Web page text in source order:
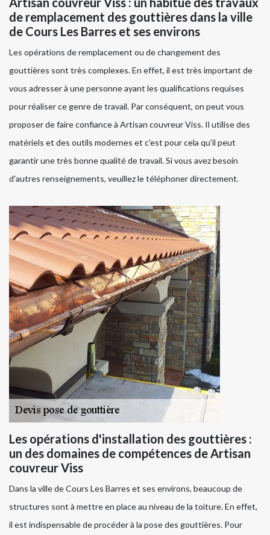
de remplacement des gouttières dans la ville
de Cours Les Barres et ses environs
Les opérations de remplacement ou de changement des
gouttières sont très complexes. En effet, il est très important de
vous adresser à une personne ayant les qualifications requises
pour réaliser ce genre de travail. Par conséquent, on peut vous
proposer de faire confiance à Artisan couvreur Viss. Il utilise des
matériels et des outils modernes et c'est pour cela qu'il peut
garantir une très bonne qualité de travail. Si vous avez besoin
d'autres renseignements, veuillez le téléphoner directement.
Les opérations d'installation des gouttières :
un des domaines de compétences de Artisan
couvreur Viss
Dans la ville de Cours Les Barres et ses environs, beaucoup de
structures sont à mettre en place au niveau de la toiture. En effet,
il est indispensable de procéder à la pose des gouttières. Pour